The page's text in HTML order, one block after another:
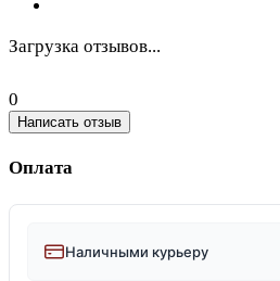
Загрузка отзывов...
0
Написать отзыв
Оплата
Наличными курьеру